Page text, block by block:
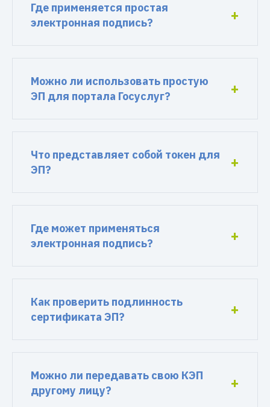
Где применяется простая
электронная подпись?
Можно ли использовать простую
ЭП для портала Госуслуг?
Что представляет собой токен для
ЭП?
Где может применяться
электронная подпись?
Как проверить подлинность
сертификата ЭП?
Можно ли передавать свою КЭП
другому лицу?